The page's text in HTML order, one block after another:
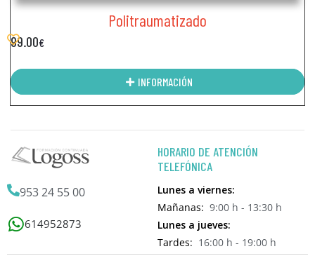
Politraumatizado
99.00€
INFORMACIÓN
953 24 55 00
614952873
HORARIO DE ATENCIÓN
TELEFÓNICA
Lunes a viernes:
Mañanas: 9:00 h - 13:30 h
Lunes a jueves:
Tardes: 16:00 h - 19:00 h